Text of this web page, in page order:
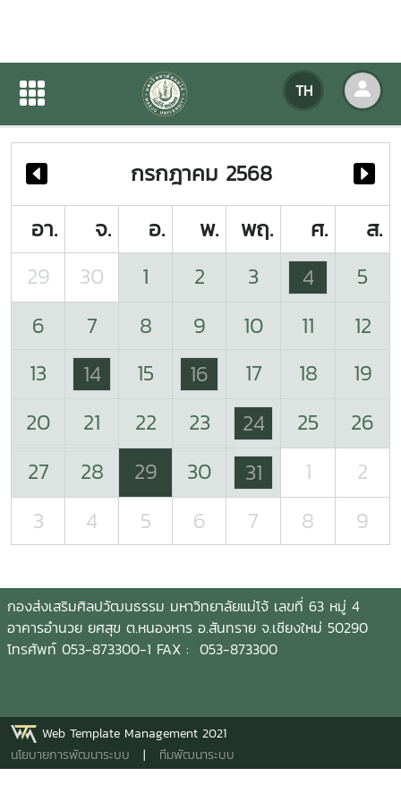
TH
ปฏิทินกิจกรรมของหน่วยงาน
ปฏิทินกิจกรรมของหน่วยงาน
กรกฎาคม 2568
อา.
จ. อ. พ. พฤ. ศ.
ส.
29
30 1 2 3 4
5
6
7 8 9 10 11
12
13
14 15 16 17 18
19
20
21 22 23 24 25
26
27
28 29 30 31 1
2
3
4 5 6 7 8 9
กองส่งเสริมศิลปวัฒนธรรม มหาวิทยาลัยแม่โจ้ เลขที่ 63 หมู่ 4
อาคารอำนวย ยศสุข ต.หนองหาร อ.สันทราย จ.เชียงใหม่ 50290
โทรศัพท์ 053-873300-1 FAX : 053-873300
Web Template Management 2021
นโยบายการพัฒนาระบบ | ทีมพัฒนาระบบ